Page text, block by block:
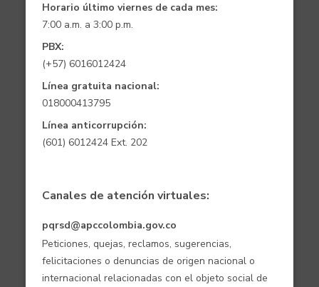
Horario último viernes de cada mes:
7:00 a.m. a 3:00 p.m.
PBX:
(+57) 6016012424
Línea gratuita nacional:
018000413795
Línea anticorrupción:
(601) 6012424 Ext. 202
Canales de atención virtuales:
pqrsd@apccolombia.gov.co
Peticiones, quejas, reclamos, sugerencias,
felicitaciones o denuncias de origen nacional o
internacional relacionadas con el objeto social de